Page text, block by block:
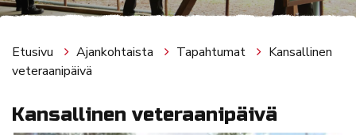
Etusivu Ajankohtaista Tapahtumat
Kansallinen
veteraanipäivä
Kansallinen veteraanipäivä